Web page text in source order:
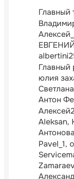
Главный
Главный
юлия
Антон
Aleksan
Pavel_1